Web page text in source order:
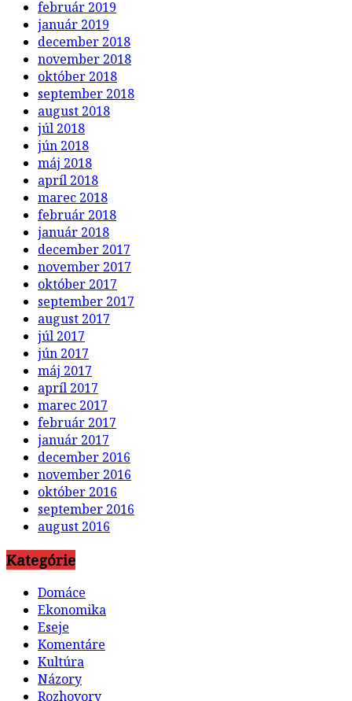
február 2019
január 2019
december 2018
november 2018
október 2018
september 2018
august 2018
júl 2018
jún 2018
máj 2018
apríl 2018
marec 2018
február 2018
január 2018
december 2017
november 2017
október 2017
september 2017
august 2017
júl 2017
jún 2017
máj 2017
apríl 2017
marec 2017
február 2017
január 2017
december 2016
november 2016
október 2016
september 2016
august 2016
Kategórie
Domáce
Ekonomika
Eseje
Komentáre
Kultúra
Názory
Rozhovory